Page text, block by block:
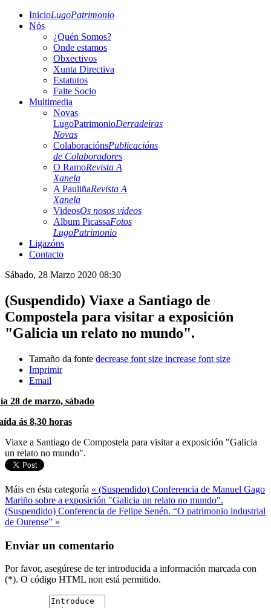
InicioLugoPatrimonio
Nós
¿Quén Somos?
Onde estamos
Obxectivos
Xunta Directiva
Estatutos
Faite Socio
Multimedia
Novas
LugoPatrimonioDerradeiras
Novas
ColaboraciónsPublicacións
de Colaboradores
O RamoRevista A
Xanela
A PauliñaRevista A
Xanela
VideosOs nosos videos
Album PicassaFotos
LugoPatrimonio
Ligazóns
Contacto
Sábado, 28 Marzo 2020 08:30
(Suspendido) Viaxe a Santiago de
Compostela para visitar a exposición
"Galicia un relato no mundo".
Tamaño da fonte decrease font size increase font size
Imprimir
Email
28 de marzo, sábado
ás 8,30 horas
Viaxe a Santiago de Compostela para visitar a exposición "Galicia
un relato no mundo".
Máis en ésta categoría « (Suspendido) Conferencia de Manuel Gago
Mariño sobre a exposición "Galicia un relato no mundo".
(Suspendido) Conferencia de Felipe Senén. “O patrimonio industrial
de Ourense” »
Enviar un comentario
Por favor, asegúrese de ter introducida a información marcada con
(*). O código HTML non está permitido.